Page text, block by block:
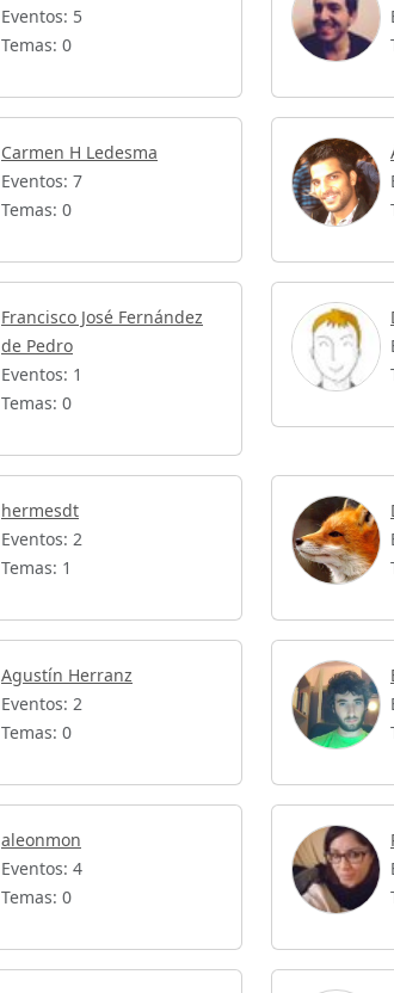
Eventos: 5
Temas: 0
Carmen H Ledesma
Eventos: 7
Temas: 0
Francisco José Fernández
de Pedro
Eventos: 1
Temas: 0
hermesdt
Eventos: 2
Temas: 1
Agustín Herranz
Eventos: 2
Temas: 0
aleonmon
Eventos: 4
Temas: 0